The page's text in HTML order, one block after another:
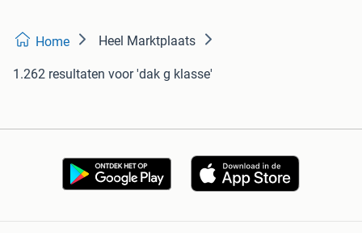
Home Heel Marktplaats
1.262 resultaten voor 'dak g klasse'